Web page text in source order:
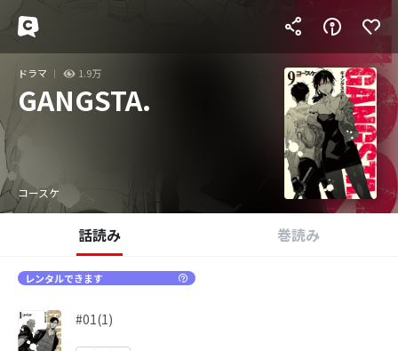
ドラマ 1.9万
GANGSTA.
コースケ
話読み 巻読み
レンタルできます
#01(1)